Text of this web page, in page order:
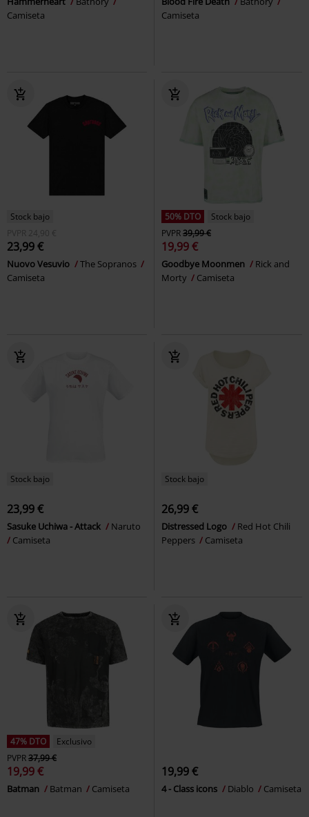
Camiseta
Camiseta
Stock bajo
PVPR 24,90 €
23,99 €
Nuovo Vesuvio
The Sopranos
Camiseta
50% DTO
Stock bajo
PVPR39,99 €
19,99 €
Goodbye Moonmen
Rick and
Morty
Camiseta
Stock bajo
23,99 €
Sasuke Uchiwa - Attack
Naruto
Camiseta
Stock bajo
26,99 €
Distressed Logo
Red Hot Chili
Peppers
Camiseta
47% DTO
Exclusivo
PVPR37,99 €
19,99 €
Batman Batman Camiseta
19,99 €
4 - Class icons Diablo Camiseta